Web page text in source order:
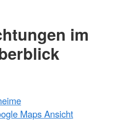
im
Maps Ansicht